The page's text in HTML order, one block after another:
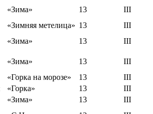
«Зима» 13
III
«Зимняя метелица» 13
III
«Зима» 13 III
«Зима» 13
III
«Горка на морозе» 13
III
«Горка» 13
III
«Зима» 13
III